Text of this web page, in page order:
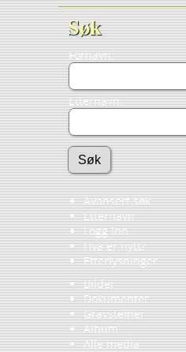
Søk
Fornavn:
Etternavn:
Avansert søk
Etternavn
Logg inn
Hva er nytt?
Etterlysninger
Bilder
Dokumenter
Gravsteiner
Album
Alle media